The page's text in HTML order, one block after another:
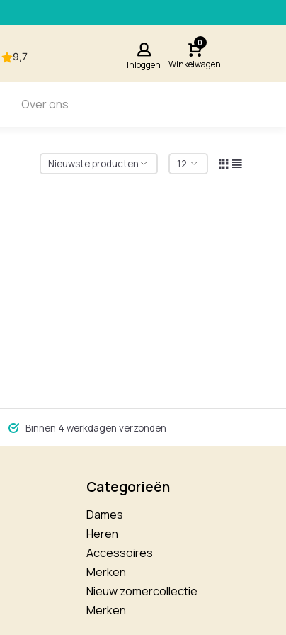
Inloggen
0
Winkelwagen
Over ons
Binnen 4 werkdagen verzonden
Categorieën
Dames
Heren
Accessoires
Merken
Nieuw zomercollectie
Merken